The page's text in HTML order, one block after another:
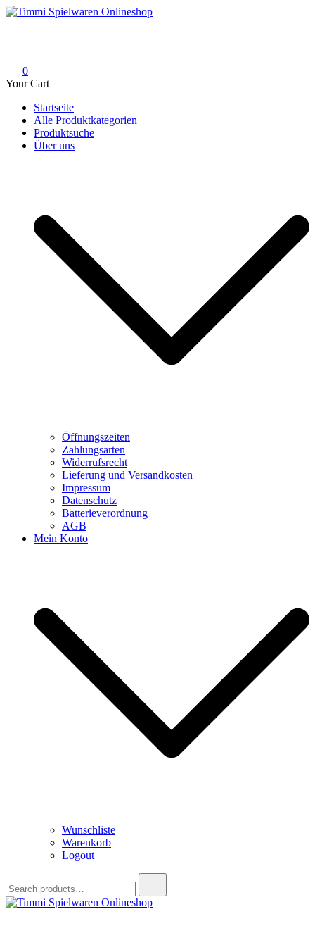
Skip
0
Your Cart
Startseite
Alle Produktkategorien
Produktsuche
Über uns
Öffnungszeiten
Zahlungsarten
Widerrufsrecht
Lieferung und Versandkosten
Impressum
Datenschutz
Batterieverordnung
AGB
Mein Konto
Wunschliste
Warenkorb
Logout
for: